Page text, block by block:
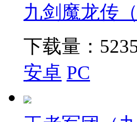
九剑魔龙传（
下载量：
安卓 PC